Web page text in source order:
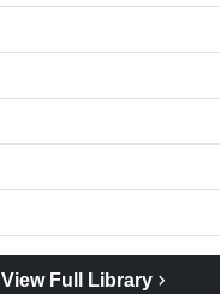
View Full Library chevron_right